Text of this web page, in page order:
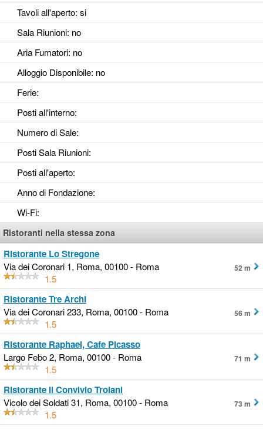
Tavoli all'aperto: si
Sala Riunioni: no
Aria Fumatori: no
Alloggio Disponibile: no
Ferie:
Posti all'interno:
Numero di Sale:
Posti Sala Riunioni:
Posti all'aperto:
Anno di Fondazione:
Wi-Fi:
Ristoranti nella stessa zona
Ristorante Lo Stregone
Via dei Coronari 1, Roma, 00100 - Roma
1.5
52 m
Ristorante Tre Archi
Via dei Coronari 233, Roma, 00100 - Roma
1.5
56 m
Ristorante Raphael, Cafe Picasso
Largo Febo 2, Roma, 00100 - Roma
1.5
71 m
Ristorante Il Convivio Troiani
Vicolo dei Soldati 31, Roma, 00100 - Roma
1.5
73 m